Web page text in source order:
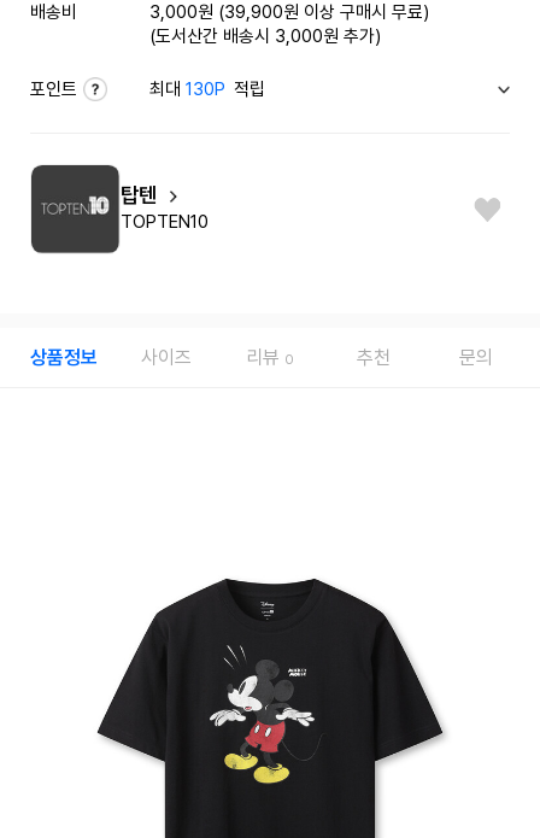
배송비
3,000원 (39,900원 이상 구매시 무료)
(도서산간 배송시 3,000원 추가)
포인트 최대130P 적립
탑텐
TOPTEN10
상품정보 사이즈 리뷰 0 추천 문의